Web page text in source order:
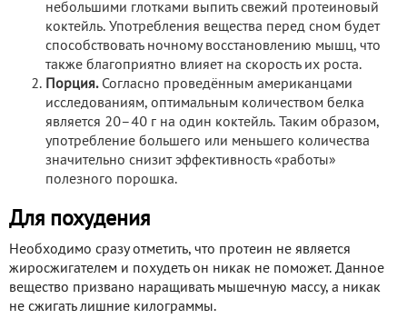
небольшими глотками выпить свежий протеиновый
коктейль. Употребления вещества перед сном будет
способствовать ночному восстановлению мышц, что
также благоприятно влияет на скорость их роста.
Порция.Согласно проведённым американцами
исследованиям, оптимальным количеством белка
является 20–40 г на один коктейль. Таким образом,
употребление большего или меньшего количества
значительно снизит эффективность «работы»
полезного порошка.
Для похудения
Необходимо сразу отметить, что протеин не является
жиросжигателем и похудеть он никак не поможет. Данное
вещество призвано наращивать мышечную массу, а никак
не сжигать лишние килограммы.